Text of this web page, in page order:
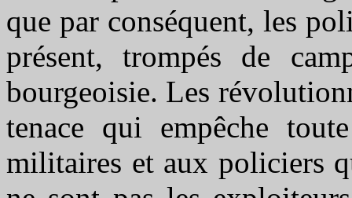
que par conséquent, les
présent, trompés de
bourgeoisie. Les
tenace qui empêche
militaires et aux policiers